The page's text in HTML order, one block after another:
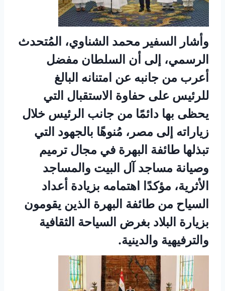
وأشار السفير محمد الشناوي، المُتحدث
الرسمي، إلى أن السلطان مفضل
أعرب من جانبه عن امتنانه البالغ
للرئيس على حفاوة الاستقبال التي
يحظى بها دائمًا من جانب الرئيس خلال
زياراته إلى مصر، مُنوهًا بالجهود التي
تبذلها طائفة البهرة في مجال ترميم
وصيانة مساجد آل البيت والمساجد
الأثرية، مؤكدًا اهتمامه بزيادة أعداد
السياح من طائفة البهرة الذين يقومون
بزيارة البلاد بغرض السياحة الثقافية
والترفيهية والدينية.